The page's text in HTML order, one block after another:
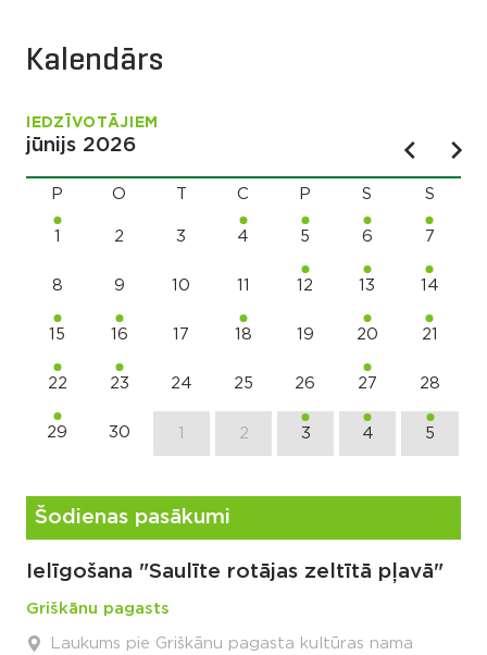
Kalendārs
IEDZĪVOTĀJIEM
jūnijs 2026
P O C P S S
1 2 3 4 5 6 7
8 9 10 11 12 13 14
15 16 17 18 19 20 21
22 23 24 25 26 27 28
29 30 1 2 3 4 5
Šodienas pasākumi
Ielīgošana "Saulīte rotājas zeltītā pļavā"
Griškānu pagasts
Laukums pie Griškānu pagasta kultūras nama